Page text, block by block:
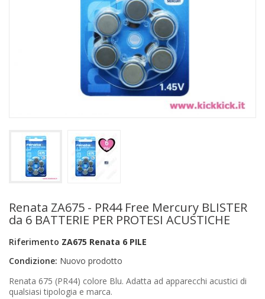
FORNITURE ESTETICA
CURA DELLA PERSONA
FAI DA TE
AUTO E MOTO
PROMOZIONI E COUPON
ARTICOLI IN OFFERTA
AREA RIVENDITORI
DICONO DI NOI
Renata ZA675 - PR44 Free Mercury BLISTER
da 6 BATTERIE PER PROTESI ACUSTICHE
Riferimento ZA675 Renata 6 PILE
Condizione: Nuovo prodotto
Renata 675 (PR44) colore Blu. Adatta ad apparecchi acustici di
qualsiasi tipologia e marca.